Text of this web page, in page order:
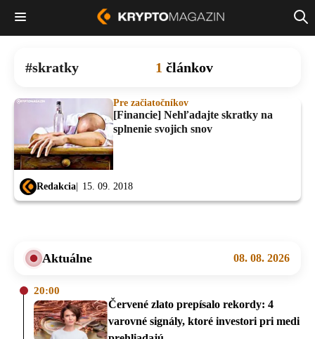
skratky 1 článkov
Pre začiatočníkov
[Financie] Nehľadajte skratky na
splnenie svojich snov
Redakcia 15. 09. 2018
Aktuálne 08. 08. 2026
20:00
Červené zlato prepísalo rekordy: 4
varovné signály, ktoré investori pri medi